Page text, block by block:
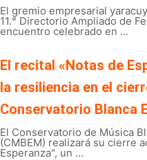
El gremio empresarial
11.° Directorio Ampliado de
encuentro celebrado en ...
El recital «Notas de
la resiliencia en el
Conservatorio Blanca
El Conservatorio de Música
(CMBEM) realizará su cierre
Esperanza", un ...